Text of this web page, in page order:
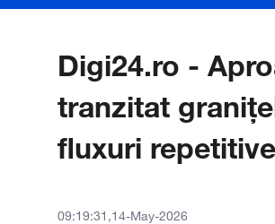
Digi24.ro -
tranzitat
fluxuri
09:19:31,14-May-2026